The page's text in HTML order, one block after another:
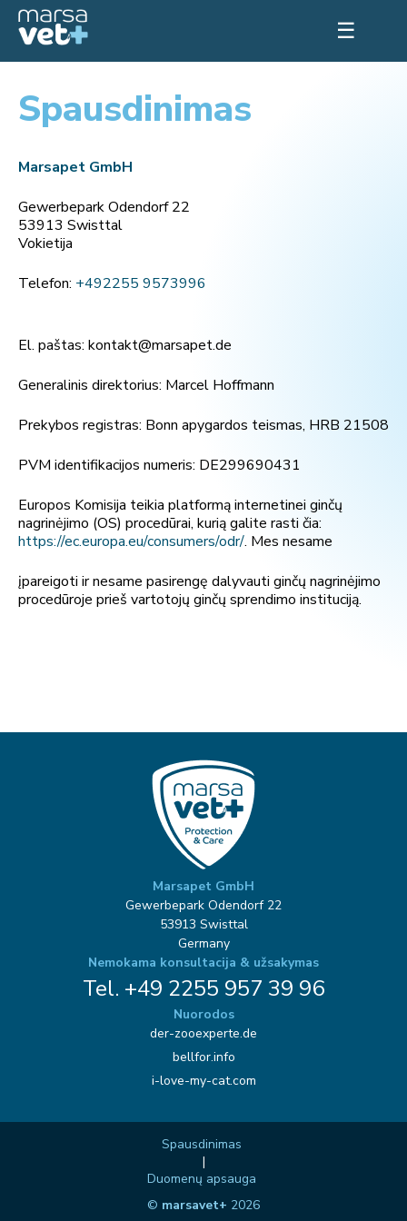
☰
Spausdinimas
Marsapet GmbH
Gewerbepark Odendorf 22
53913 Swisttal
Vokietija
Telefon: +492255 9573996
El. paštas: kontakt@marsapet.de
Generalinis direktorius: Marcel Hoffmann
Prekybos registras: Bonn apygardos teismas, HRB 21508
PVM identifikacijos numeris: DE299690431
Europos Komisija teikia platformą internetinei ginčų
nagrinėjimo (OS) procedūrai, kurią galite rasti čia:
https://ec.europa.eu/consumers/odr/. Mes nesame
įpareigoti ir nesame pasirengę dalyvauti ginčų nagrinėjimo
procedūroje prieš vartotojų ginčų sprendimo instituciją.
Marsapet GmbH
Gewerbepark Odendorf 22
53913 Swisttal
Germany
Nemokama konsultacija & užsakymas
Tel. +49 2255 957 39 96
Nuorodos
der-zooexperte.de
bellfor.info
i-love-my-cat.com
Spausdinimas
|
Duomenų apsauga
© marsavet+ 2026